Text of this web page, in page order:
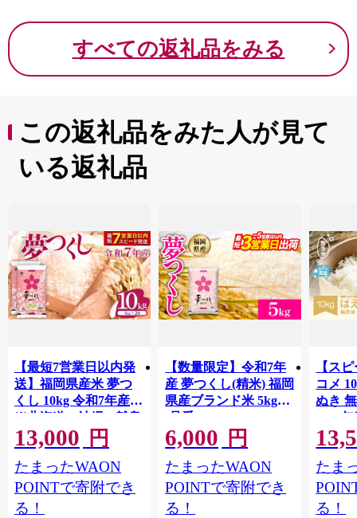
すべての返礼品をみる
この返礼品をみた人が見て
いる返礼品
【最短7営業日以内発
送】福岡県産米 夢つ
くし 10kg 令和7年産
※北海道・沖縄・離島
は配送不可 |【精米 単
一米 単一原料米 7年産
国産 お米 ブランド米
5kg × 2 ゆめつくし】
CY009_01
13,000 円
たまったWAON
POINTで寄附でき
る！
【数量限定】令和7年
産 夢つくし(精米) 福岡
県産ブランド米 5kg
(品番:3X10R7)
6,000 円
たまったWAON
POINTで寄附でき
る！
【ス
コメ
ぬき
2025
たま
る！